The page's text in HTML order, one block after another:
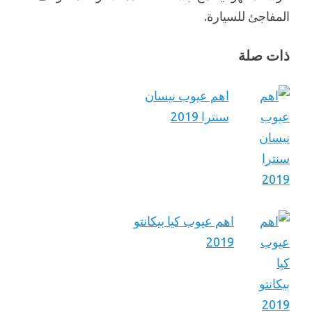
المفاجئ للسيارة.
ذات صلة
اهم عيوب نيسان
سنترا 2019
اهم عيوب كيا بيكانتو
2019